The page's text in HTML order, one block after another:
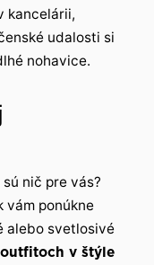
kancelárii,
udalosti si
nohavice.
nič pre vás?
vám ponúkne
alebo svetlosivé
outfitoch v štýle